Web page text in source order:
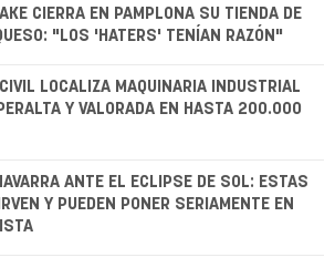
CIERRA EN PAMPLONA SU TIENDA DE
"LOS 'HATERS' TENÍAN RAZÓN"
LOCALIZA MAQUINARIA INDUSTRIAL
Y VALORADA EN HASTA 200.000
ANTE EL ECLIPSE DE SOL: ESTAS
Y PUEDEN PONER SERIAMENTE EN